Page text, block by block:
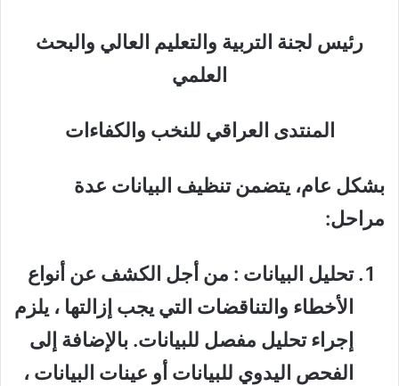
رئيس لجنة التربية والتعليم العالي والبحث
العلمي
المنتدى العراقي للنخب والكفاءات
بشكل عام، يتضمن تنظيف البيانات عدة
مراحل:
تحليل البيانات : من أجل الكشف عن أنواع
الأخطاء والتناقضات التي يجب إزالتها ، يلزم
إجراء تحليل مفصل للبيانات. بالإضافة إلى
الفحص اليدوي للبيانات أو عينات البيانات ،